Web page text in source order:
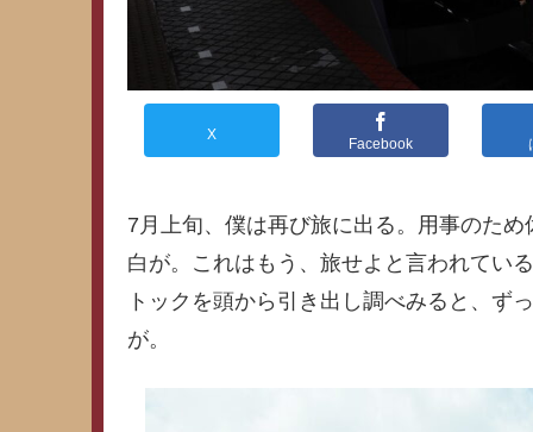
X
Facebook
7月上旬、僕は再び旅に出る。用事のた
白が。これはもう、旅せよと言われてい
トックを頭から引き出し調べみると、ず
が。